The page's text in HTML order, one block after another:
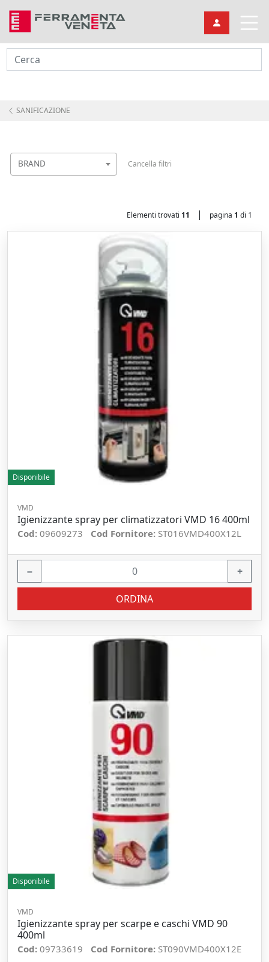
Cerca
SANIFICAZIONE
BRAND Cancella filtri
Elementi trovati 11 | pagina 1 di 1
Disponibile
VMD
Igienizzante spray per climatizzatori VMD 16 400ml
Cod: 09609273 Cod Fornitore: ST016VMD400X12L
− +
ORDINA
Disponibile
VMD
Igienizzante spray per scarpe e caschi VMD 90
400ml
Cod: 09733619 Cod Fornitore: ST090VMD400X12E